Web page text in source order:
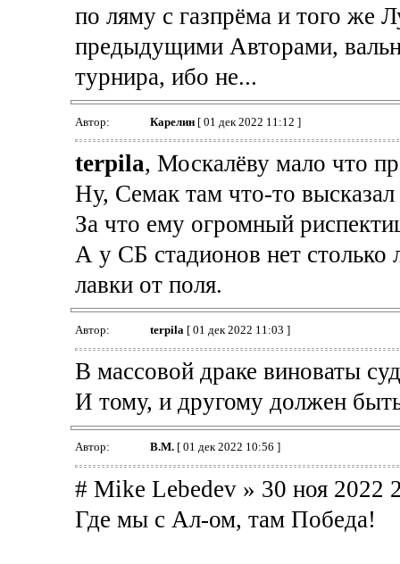
по ляму с газпрёма и того же
предыдущими Авторами,
турнира, ибо не...
Автор: Карелин[ 01 дек 2022 11:12 ]
terpila, Москалёву мало что
Ну, Семак там что-то
За что ему огромный
А у СБ стадионов нет
лавки от поля.
Автор: terpila[ 01 дек 2022 11:03 ]
В массовой драке виноваты
И тому, и другому должен
Автор: В.М.[ 01 дек 2022 10:56 ]
# Mike Lebedev » 30 ноя 2022
Где мы с Ал-ом, там Победа!